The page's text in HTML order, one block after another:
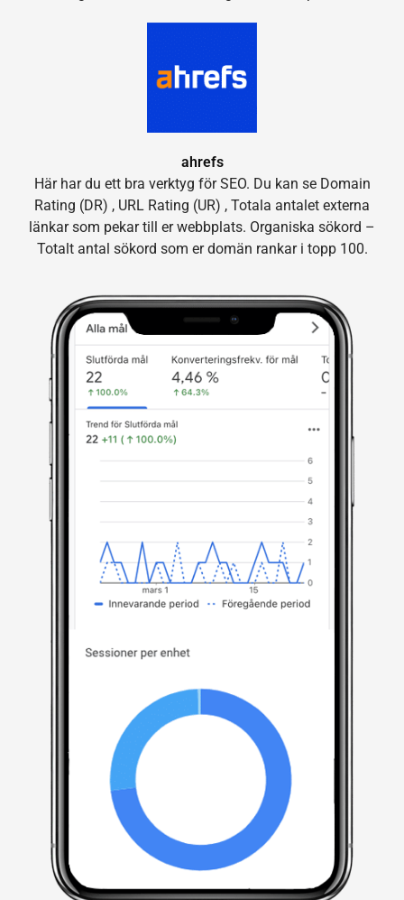
ahrefs
Här har du ett bra verktyg för SEO. Du kan se Domain
Rating (DR) , URL Rating (UR) , Totala antalet externa
länkar som pekar till er webbplats. Organiska sökord –
Totalt antal sökord som er domän rankar i topp 100.